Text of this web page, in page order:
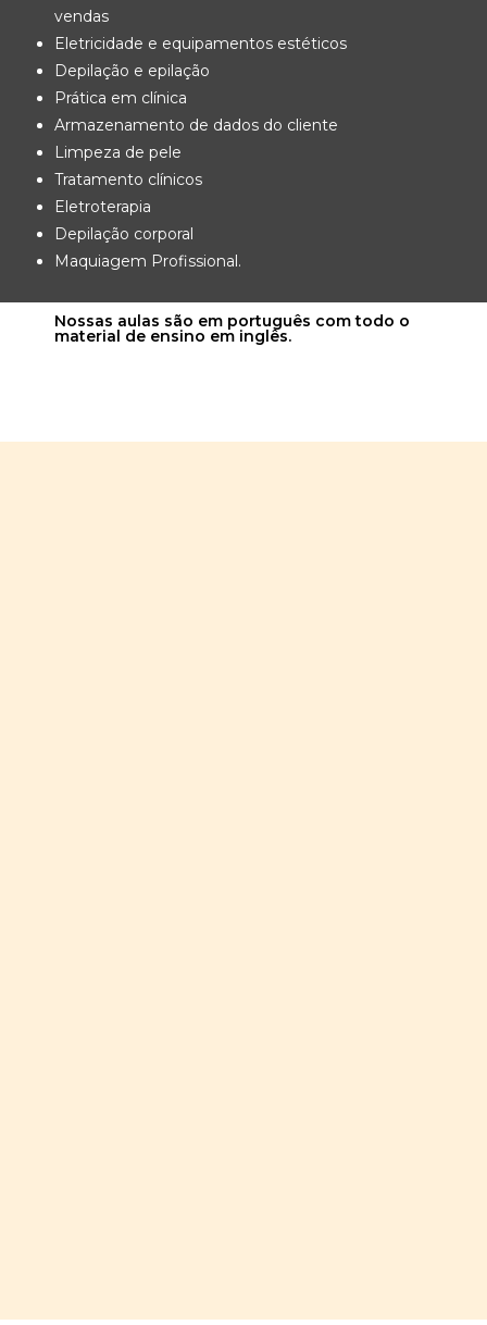
vendas
Eletricidade e equipamentos estéticos
Depilação e epilação
Prática em clínica
Armazenamento de dados do cliente
Limpeza de pele
Tratamento clínicos
Eletroterapia
Depilação corporal
Maquiagem Profissional.
Nossas aulas são em português com todo o
material de ensino em inglês.